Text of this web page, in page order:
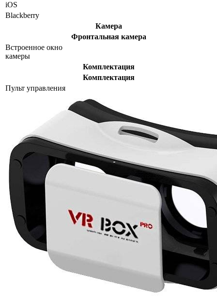
iOS
Blackberry
Камера
Фронтальная камера
Встроенное окно
камеры
Комплектация
Комплектация
Пульт управления